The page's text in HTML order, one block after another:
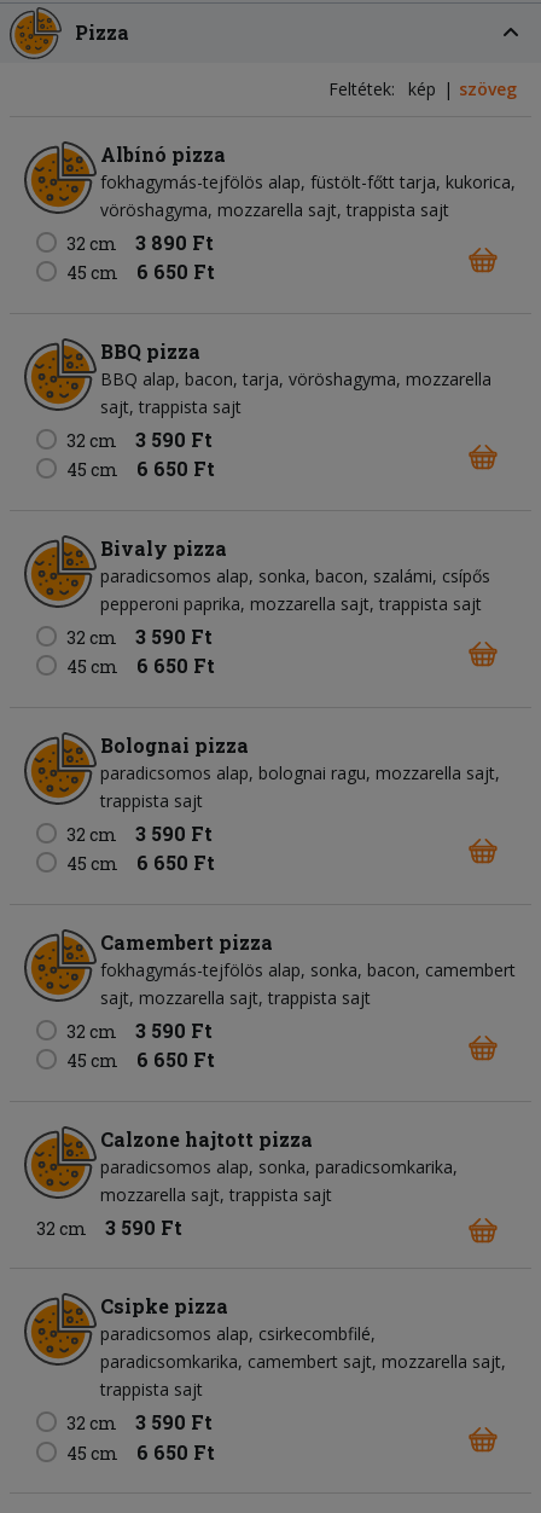
Pizza
Feltétek: kép szöveg
Albínó pizza
fokhagymás-tejfölös alap füstölt-főtt tarja kukorica
vöröshagyma mozzarella sajt trappista sajt
32 cm
3 890 Ft
45 cm 6 650 Ft
BBQ pizza
BBQ alap bacon tarja vöröshagyma mozzarella
sajt trappista sajt
32 cm
3 590 Ft
45 cm 6 650 Ft
Bivaly pizza
paradicsomos alap sonka bacon szalámi csípős
pepperoni paprika mozzarella sajt trappista sajt
32 cm
3 590 Ft
45 cm 6 650 Ft
Bolognai pizza
paradicsomos alap bolognai ragu mozzarella sajt
trappista sajt
32 cm
3 590 Ft
45 cm 6 650 Ft
Camembert pizza
fokhagymás-tejfölös alap sonka bacon camembert
sajt mozzarella sajt trappista sajt
32 cm
3 590 Ft
45 cm 6 650 Ft
Calzone hajtott pizza
paradicsomos alap sonka paradicsomkarika
mozzarella sajt trappista sajt
32 cm
3 590 Ft
Csipke pizza
paradicsomos alap csirkecombfilé
paradicsomkarika camembert sajt mozzarella sajt
trappista sajt
32 cm
3 590 Ft
45 cm 6 650 Ft